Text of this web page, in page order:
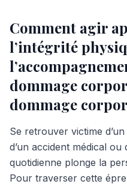
Comment agir
l’intégrité
dommage
dommage
Se retrouver victime
d’un accident médical ou
quotidienne plonge la
Pour traverser cette